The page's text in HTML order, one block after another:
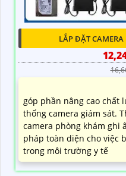
LẮP ĐẶT
góp phần nâng cao chất
thống camera giám sát.
camera phòng khám ghi
pháp toàn diện cho việc
trong môi trường y tế